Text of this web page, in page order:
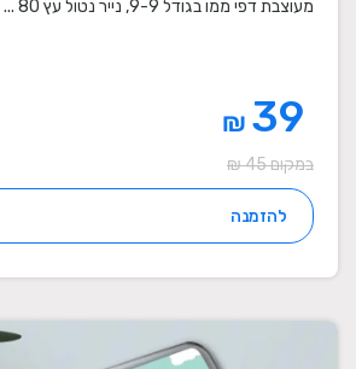
מעוצבת דפי ממו בגודל 9-9, נייר נטול עץ 80 ...
₪
במקום 45 ₪
להזמנה